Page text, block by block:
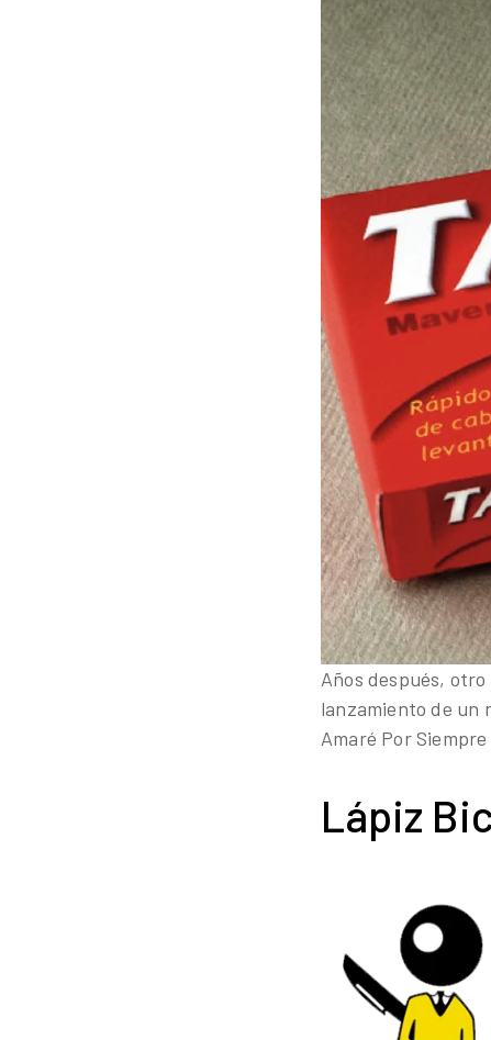
Años después,
lanzamiento de un
Amaré Por Siempre
Lápiz Bic